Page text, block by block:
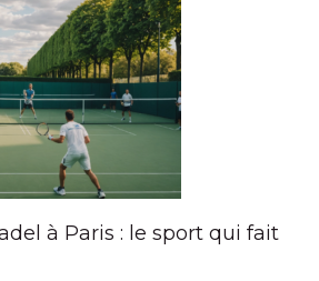
à Paris : le sport qui fait